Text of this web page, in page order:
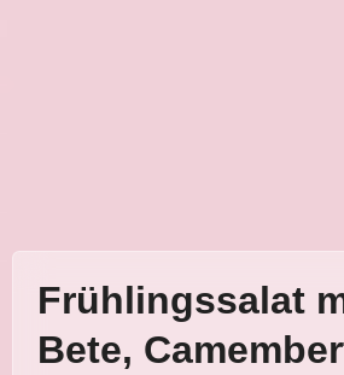
Frühlingssalat
Bete,